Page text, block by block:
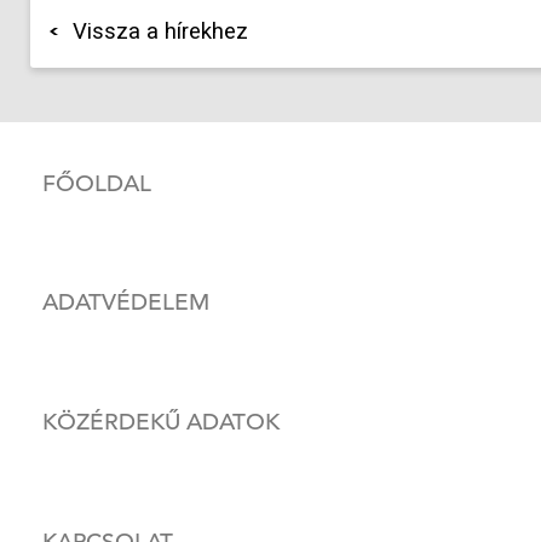
Vissza a hírekhez
FŐOLDAL
ADATVÉDELEM
KÖZÉRDEKŰ ADATOK